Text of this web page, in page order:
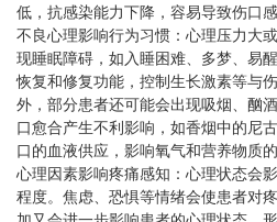
低，抗感染能力下降，容易导致伤口
不良心理影响行为习惯：心理压力大
现睡眠障碍，如入睡困难、多梦、易
恢复和修复功能，控制生长激素等与
外，部分患者还可能会出现吸烟、酗
口愈合产生不利影响，如香烟中的尼
口的血液供应，影响氧气和营养物质的
心理因素影响疼痛感知：心理状态会
程度。焦虑、恐惧等情绪会使患者对